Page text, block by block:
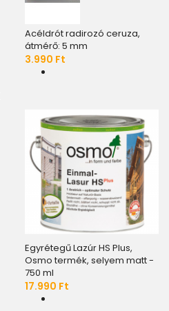
Acéldrót radirozó ceruza,
átmérő: 5 mm
3.990 Ft
Egyrétegű Lazúr HS Plus,
Osmo termék, selyem matt -
750 ml
17.990 Ft